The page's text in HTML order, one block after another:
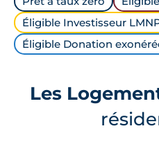
Éligible Investisseur
Éligible Donation
Les